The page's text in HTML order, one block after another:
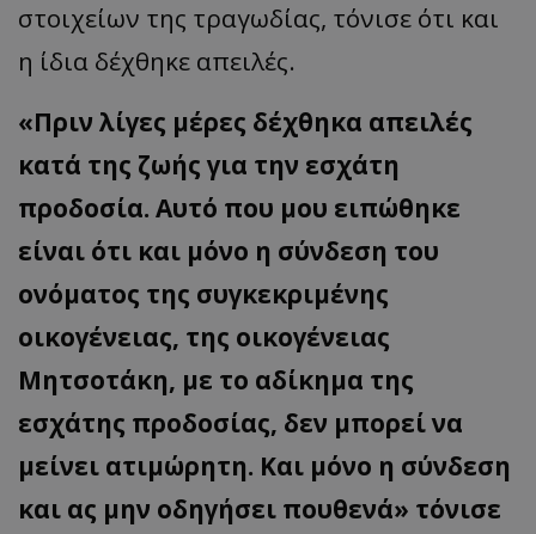
στοιχείων της τραγωδίας, τόνισε ότι και
η ίδια δέχθηκε απειλές.
«Πριν λίγες μέρες δέχθηκα απειλές
κατά της ζωής για την εσχάτη
προδοσία. Αυτό που μου ειπώθηκε
είναι ότι και μόνο η σύνδεση του
ονόματος της συγκεκριμένης
οικογένειας, της οικογένειας
Μητσοτάκη, με το αδίκημα της
εσχάτης προδοσίας, δεν μπορεί να
μείνει ατιμώρητη. Και μόνο η σύνδεση
και ας μην οδηγήσει πουθενά» τόνισε